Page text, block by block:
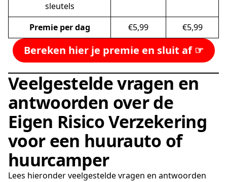
sleutels
Premie per dag €5,99 €5,99
Bereken hier je premie en sluit af ☞
Veelgestelde vragen en
antwoorden over de
Eigen Risico Verzekering
voor een huurauto of
huurcamper
Lees hieronder veelgestelde vragen en antwoorden